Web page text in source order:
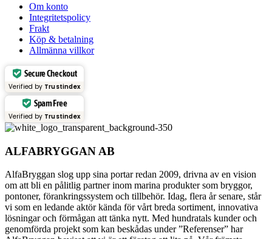
Om konto
Integritetspolicy
Frakt
Köp & betalning
Allmänna villkor
Secure Checkout
Verified by Trustindex
Spam Free
Verified by Trustindex
ALFABRYGGAN AB
AlfaBryggan slog upp sina portar redan 2009, drivna av en vision
om att bli en pålitlig partner inom marina produkter som bryggor,
pontoner, förankringssystem och tillbehör. Idag, flera år senare, står
vi som en ledande aktör kända för vårt breda sortiment, innovativa
lösningar och förmågan att tänka nytt. Med hundratals kunder och
genomförda projekt som kan beskådas under ”Referenser” har